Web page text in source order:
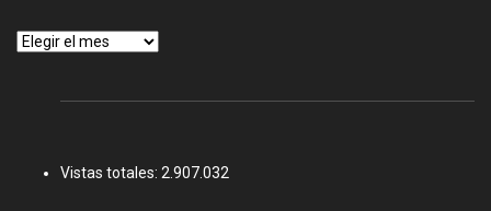
Archivos
Vistas totales: 2.907.032